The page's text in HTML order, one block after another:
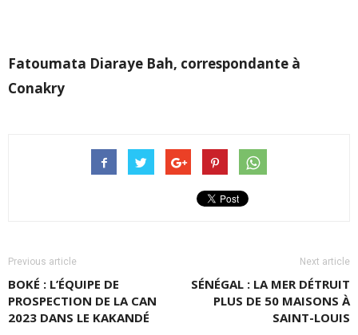
Fatoumata Diaraye Bah, correspondante à
Conakry
Previous article
BOKÉ : L’ÉQUIPE DE
PROSPECTION DE LA CAN
2023 DANS LE KAKANDÉ
Next article
SÉNÉGAL : LA MER DÉTRUIT
PLUS DE 50 MAISONS À
SAINT-LOUIS